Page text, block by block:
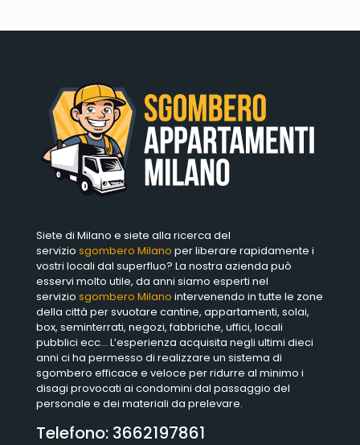
Siete di Milano e siete alla ricerca del
servizio sgombero Milano per liberare rapidamente i
vostri locali dal superfluo? La nostra azienda può
esservi molto utile, da anni siamo esperti nel
servizio sgombero Milano intervenendo in tutte le zone
della città per svuotare cantine, appartamenti, solai,
box, seminterrati, negozi, fabbriche, uffici, locali
pubblici ecc… L’esperienza acquisita negli ultimi dieci
anni ci ha permesso di realizzare un sistema di
sgombero efficace e veloce per ridurre al minimo i
disagi provocati ai condomini dal passaggio del
personale e dei materiali da prelevare.
Telefono: 3662197861